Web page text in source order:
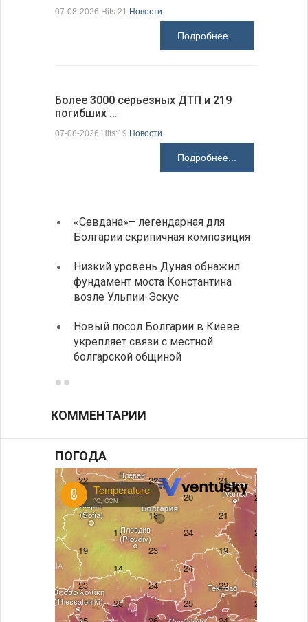
07-08-2026 Hits:21 Новости
Подробнее...
Более 3000 серьезных ДТП и 219
погибших …
07-08-2026 Hits:19 Новости
Подробнее...
«Севдана»– легендарная для
Болгарии скрипичная композиция
Низкий уровень Дуная обнажил
фундамент моста Константина
возле Ульпии-Эскус
Новый посол Болгарии в Киеве
укрепляет связи с местной
болгарской общиной
КОММЕНТАРИИ
ПОГОДА